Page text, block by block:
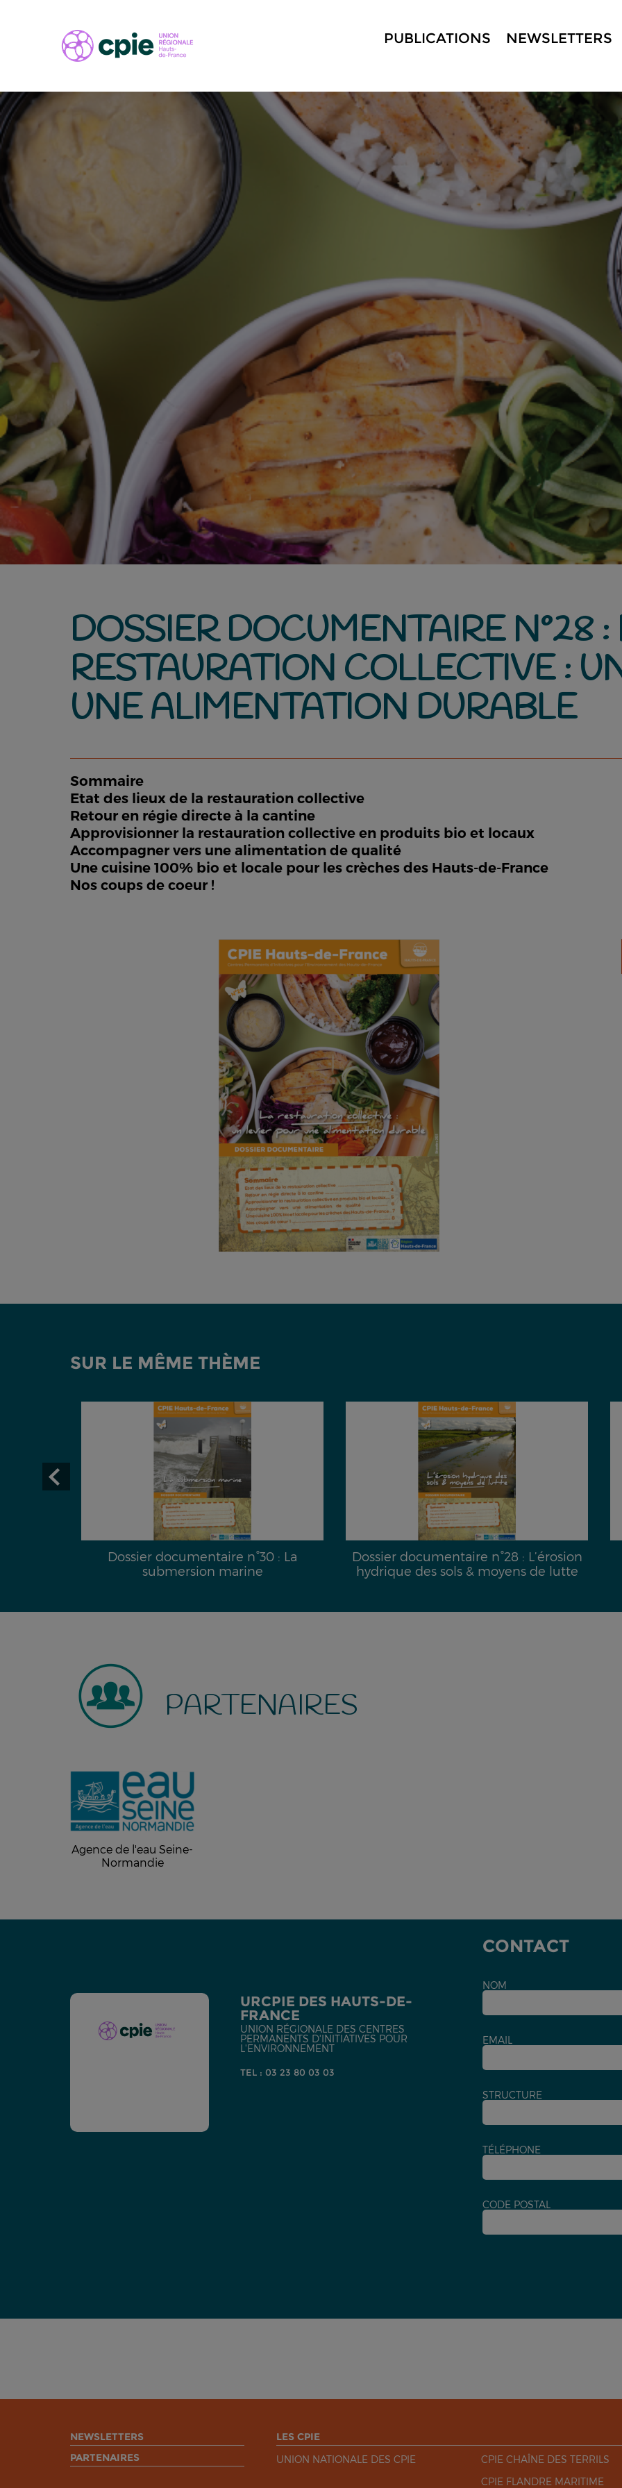
PUBLICATIONS NEWSLETTERS
DOSSIER DOCUMENTAIRE N°28 :
RESTAURATION COLLECTIVE :
UNE ALIMENTATION DURABLE
Sommaire
Etat des lieux de la restauration collective
Retour en régie directe à la cantine
Approvisionner la restauration collective en produits bio et locaux
Accompagner vers une alimentation de qualité
Une cuisine 100% bio et locale pour les crèches des Hauts-de-France
Nos coups de coeur !
SUR LE MÊME THÈME
Dossier documentaire n°30 : La
submersion marine
Dossier documentaire n°28 : L’érosion
hydrique des sols & moyens de lutte
PARTENAIRES
Agence de l'eau Seine-
Normandie
URCPIE DES HAUTS-DE-
FRANCE
UNION RÉGIONALE DES CENTRES
PERMANENTS D'INITIATIVES POUR
L'ENVIRONNEMENT
TEL : 03 23 80 03 03
CONTACT
NOM
EMAIL
STRUCTURE
TÉLÉPHONE
CODE POSTAL
NEWSLETTERS
PARTENAIRES
LES CPIE
UNION NATIONALE DES CPIE
CPIE CHAÎNE DES TERRILS
CPIE FLANDRE MARITIME